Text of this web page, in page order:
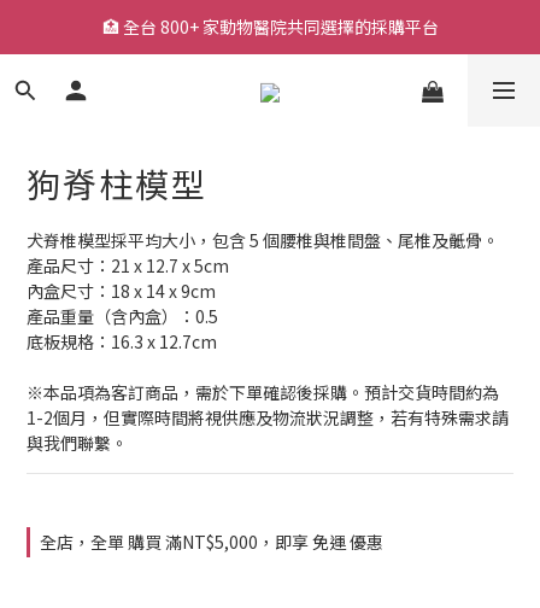
🏥 全台 800+ 家動物醫院共同選擇的採購平台
🏥 全台 800+ 家動物醫院共同選擇的採購平台
🚚 平日下單快速出貨，常用耗材一站採購
🏥 全台 800+ 家動物醫院共同選擇的採購平台
狗脊柱模型
犬脊椎模型採平均大小，包含 5 個腰椎與椎間盤、尾椎及骶骨。
產品尺寸：21 x 12.7 x 5cm
內盒尺寸：18 x 14 x 9cm
產品重量（含內盒）：0.5
底板規格：16.3 x 12.7cm
※本品項為客訂商品，需於下單確認後採購。預計交貨時間約為
1-2個月，但實際時間將視供應及物流狀況調整，若有特殊需求請
與我們聯繫。
全店，全單 購買 滿NT$5,000，即享 免運 優惠